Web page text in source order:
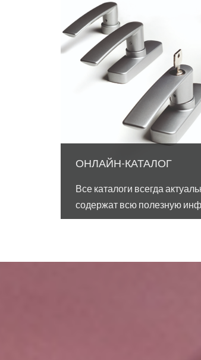
ОНЛАЙН-КАТАЛОГ
Все каталоги всегда
содержат всю полезную